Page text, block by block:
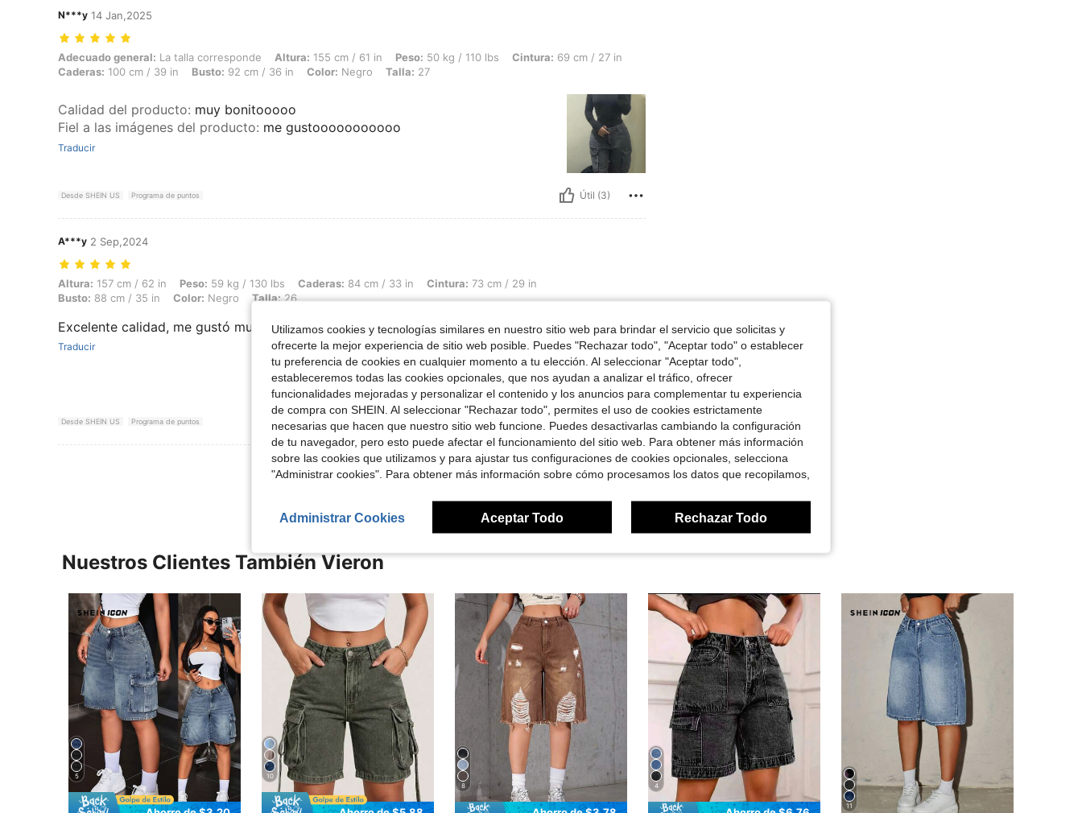
N***y 14 Jan,2025
Adecuado general: La talla corresponde, Altura: 155 cm / 61 in, Peso: 50 kg / 110 lbs, Cintura: 69 cm / 27 in, Caderas: 100 cm / 39 in, Busto: 92 cm / 36 in, Color: Negro, Talla: 27
Adecuado general: La talla corresponde Altura: 155 cm / 61 in Peso: 50 kg / 110 lbs Cintura: 69 cm / 27 in
Caderas: 100 cm / 39 in Busto: 92 cm / 36 in Color: Negro Talla: 27
Calidad del producto: muy bonitooooo
Fiel a las imágenes del producto: me gustooooooooooo
Traducir
Desde SHEIN US Programa de puntos Útil (3)
A***y 2 Sep,2024
Altura: 157 cm / 62 in, Peso: 59 kg / 130 lbs, Caderas: 84 cm / 33 in, Cintura: 73 cm / 29 in, Busto: 88 cm / 35 in, Color: Negro, Talla: 26
Altura: 157 cm / 62 in Peso: 59 kg / 130 lbs Caderas: 84 cm / 33 in Cintura: 73 cm / 29 in
Busto: 88 cm / 35 in Color: Negro Talla:26
Excelente calidad, me gustó mucho, lo recomiendo. Ayúdame con un like
Traducir
Desde SHEIN US Programa de puntos Útil (3)
Ver Más Reseñas
Nuestros Clientes También Vieron
5 10
8 4
11
Utilizamos cookies y tecnologías similares en nuestro sitio web para brindar el servicio que solicitas y
ofrecerte la mejor experiencia de sitio web posible. Puedes "Rechazar todo", "Aceptar todo" o establecer
tu preferencia de cookies en cualquier momento a tu elección. Al seleccionar "Aceptar todo",
estableceremos todas las cookies opcionales, que nos ayudan a analizar el tráfico, ofrecer
funcionalidades mejoradas y personalizar el contenido y los anuncios para complementar tu experiencia
de compra con SHEIN. Al seleccionar "Rechazar todo", permites el uso de cookies estrictamente
necesarias que hacen que nuestro sitio web funcione. Puedes desactivarlas cambiando la configuración
de tu navegador, pero esto puede afectar el funcionamiento del sitio web. Para obtener más información
sobre las cookies que utilizamos y para ajustar tus configuraciones de cookies opcionales, selecciona
"Administrar cookies". Para obtener más información sobre cómo procesamos los datos que recopilamos,
Administrar Cookies Aceptar Todo Rechazar Todo